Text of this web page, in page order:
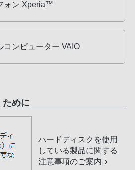
ォン Xperia™
コンピューター VAIO
ために
ハードディスクを使用
している製品に関する
注意事項のご案内